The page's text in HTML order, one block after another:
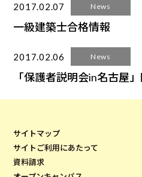
2017.02.07 News
一級建築士合格情報
2017.02.06 News
「保護者説明会in名古屋
サイトマップ
サイトご利用にあたって
資料請求